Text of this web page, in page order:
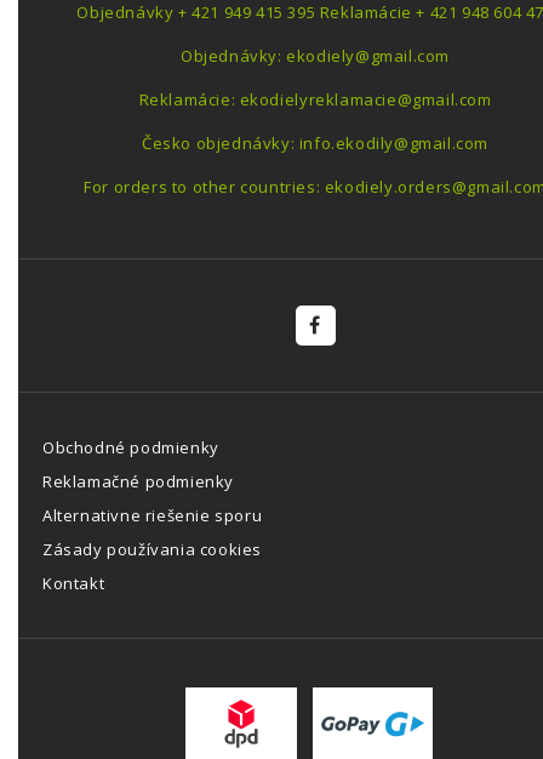
Objednávky + 421 949 415 395 Reklamácie + 421 948 604
Objednávky: ekodiely@gmail.com
Reklamácie: ekodielyreklamacie@gmail.com
Česko objednávky: info.ekodily@gmail.com
For orders to other countries:
Obchodné podmienky
Reklamačné podmienky
Alternativne riešenie sporu
Zásady používania cookies
Kontakt